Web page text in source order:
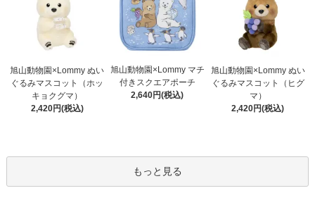
旭山動物園×Lommy ぬい
ぐるみマスコット（ホッ
キョクグマ）
2,420円(税込)
旭山動物園×Lommy マチ
付きスクエアポーチ
2,640円(税込)
旭山動物園×Lommy ぬい
ぐるみマスコット（ヒグ
マ）
2,420円(税込)
もっと見る